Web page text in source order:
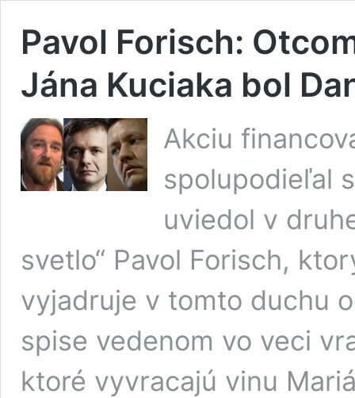
Pavol Forisch:
Jána Kuciaka bol
Akciu
spolupodieľal
uviedol v
svetlo“ Pavol Forisch,
vyjadruje v tomto duchu
spise vedenom vo veci
ktoré vyvracajú vinu